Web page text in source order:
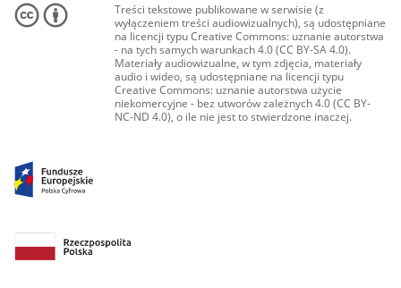
Treści tekstowe publikowane w serwisie (z
wyłączeniem treści audiowizualnych), są udostępniane
na licencji typu Creative Commons: uznanie autorstwa
- na tych samych warunkach 4.0 (CC BY-SA 4.0).
Materiały audiowizualne, w tym zdjęcia, materiały
audio i wideo, są udostępniane na licencji typu
Creative Commons: uznanie autorstwa użycie
niekomercyjne - bez utworów zależnych 4.0 (CC BY-
NC-ND 4.0), o ile nie jest to stwierdzone inaczej.